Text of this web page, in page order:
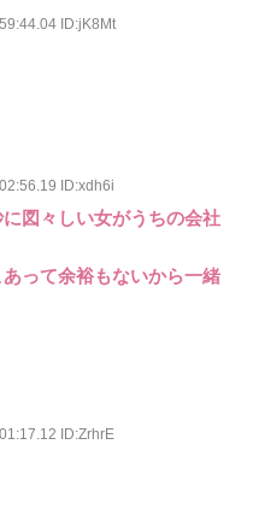
ID:jK8Mt
ID:xdh6i
図々しい女がうちの会社
って余裕もないから一緒
ID:ZrhrE